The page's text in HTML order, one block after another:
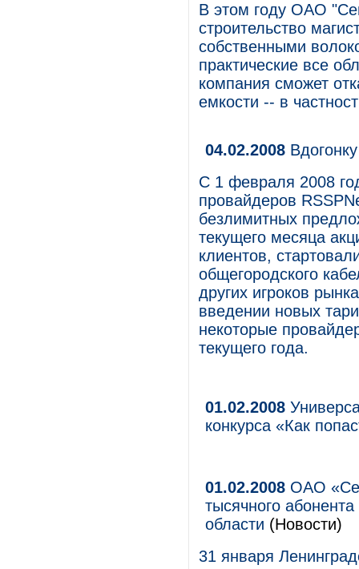
В этом году ОАО
строительство
собственными
практические все
компания сможет
емкости -- в
04.02.2008
С 1 февраля 2008
провайдеров
безлимитных
текущего месяца
клиентов,
общегородского
других игроков
введении новых
некоторые
текущего года.
01.02.2008
конкурса «Как
01.02.2008 ОАО
тысячного
области (Новости)
31 января